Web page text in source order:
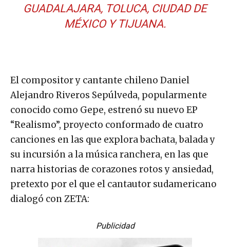
GUADALAJARA, TOLUCA, CIUDAD DE
MÉXICO Y TIJUANA.
El compositor y cantante chileno Daniel
Alejandro Riveros Sepúlveda​, popularmente
conocido como Gepe, estrenó su nuevo EP
“Realismo”, proyecto conformado de cuatro
canciones en las que explora bachata, balada y
su incursión a la música ranchera, en las que
narra historias de corazones rotos y ansiedad,
pretexto por el que el cantautor sudamericano
dialogó con ZETA:
Publicidad